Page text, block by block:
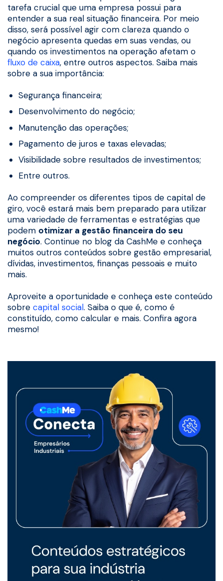
tarefa crucial que uma empresa possui para
entender a sua real situação financeira. Por meio
disso, será possível agir com clareza quando o
negócio apresenta quedas em suas vendas, ou
quando os investimentos na operação afetam o
fluxo de caixa, entre outros aspectos. Saiba mais
sobre a sua importância:
Segurança financeira;
Desenvolvimento do negócio;
Manutenção das operações;
Pagamento de juros e taxas elevadas;
Visibilidade sobre resultados de investimentos;
Entre outros.
Ao compreender os diferentes tipos de capital de
giro, você estará mais bem preparado para utilizar
uma variedade de ferramentas e estratégias que
podem otimizar a gestão financeira do seu
negócio. Continue no blog da CashMe e conheça
muitos outros conteúdos sobre gestão empresarial,
dívidas, investimentos, finanças pessoais e muito
mais.
Aproveite a oportunidade e conheça este conteúdo
sobre capital social. Saiba o que é, como é
constituído, como calcular e mais. Confira agora
mesmo!